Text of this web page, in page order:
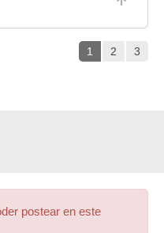
1 2 3
postear en este